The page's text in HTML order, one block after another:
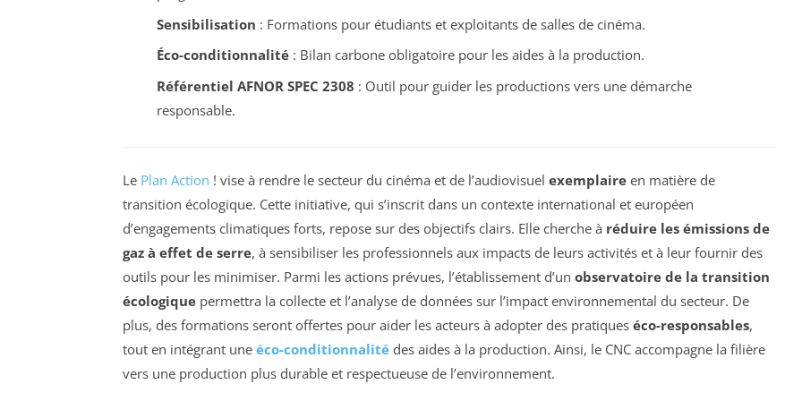
Sensibilisation : Formations pour étudiants et exploitants de salles de cinéma.
Éco-conditionnalité: Bilan carbone obligatoire pour les aides à la production.
Référentiel AFNOR SPEC 2308 : Outil pour guider les productions vers une démarche
responsable.
Le Plan Action ! vise à rendre le secteur du cinéma et de l’audiovisuel exemplaire en matière de
transition écologique. Cette initiative, qui s’inscrit dans un contexte international et européen
d’engagements climatiques forts, repose sur des objectifs clairs. Elle cherche à réduire les émissions de
gaz à effet de serre, à sensibiliser les professionnels aux impacts de leurs activités et à leur fournir des
outils pour les minimiser. Parmi les actions prévues, l’établissement d’un observatoire de la transition
écologique permettra la collecte et l’analyse de données sur l’impact environnemental du secteur. De
plus, des formations seront offertes pour aider les acteurs à adopter des pratiques éco-responsables,
tout en intégrant une éco-conditionnalité des aides à la production. Ainsi, le CNC accompagne la filière
vers une production plus durable et respectueuse de l’environnement.